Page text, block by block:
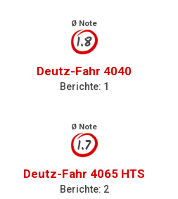
Ø Note
1.8
Deutz-Fahr 4040
Berichte: 1
Ø Note
1.7
Deutz-Fahr 4065 HTS
Berichte: 2